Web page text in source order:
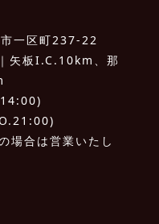
一区町237-22
矢板I.C.10km、那
場合は営業いたし